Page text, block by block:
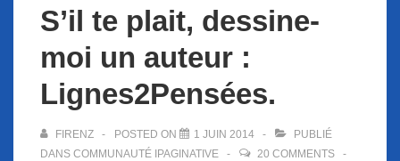
S’il te plait, dessine-
moi un auteur :
Lignes2Pensées.
FIRENZ POSTED ON 1 JUIN 2014
PUBLIÉ
DANS COMMUNAUTÉ IPAGINATIVE
20 COMMENTS